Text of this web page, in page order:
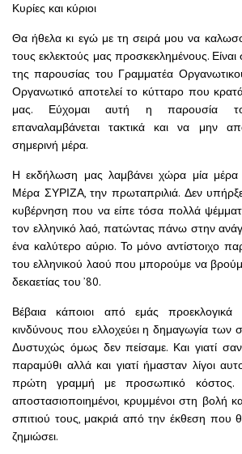
Κυρίες και κύριοι
Θα ήθελα κι εγώ με τη σειρά μου να
τους εκλεκτούς μας προσκεκλημένους. Είναι
της παρουσίας του Γραμματέα
Οργανωτικό αποτελεί το κύτταρο που
μας. Εύχομαι αυτή η παρουσία
επαναλαμβάνεται τακτικά και να μην
σημερινή μέρα.
Η εκδήλωση μας λαμβάνει χώρα μία μέρα
Μέρα ΣΥΡΙΖΑ, την πρωταπριλιά. Δεν
κυβέρνηση που να είπε τόσα πολλά
τον ελληνικό λαό, πατώντας πάνω στην
ένα καλύτερο αύριο. Το μόνο αντίστοιχο
του ελληνικού λαού που μπορούμε να
δεκαετίας του ’80.
Βέβαια κάποιοι από εμάς προεκλογικά
κινδύνους που ελλοχεύει η δημαγωγία των
Δυστυχώς όμως δεν πείσαμε. Και γιατί
παραμύθι αλλά και γιατί ήμασταν λίγοι
πρώτη γραμμή με προσωπικό κόστος.
αποστασιοποιημένοι, κρυμμένοι στη βολή
σπιτιού τους, μακριά από την έκθεση που
ζημιώσει.